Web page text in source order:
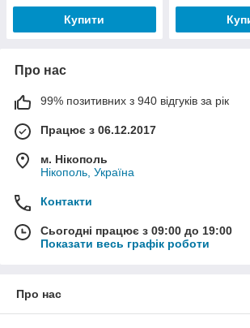
Купити
Про нас
99% позитивних з 940 відгуків за рік
Працює з 06.12.2017
м. Нікополь
Нікополь, Україна
Контакти
Сьогодні працює з 09:00 до 19:00
Показати весь графік роботи
Про нас